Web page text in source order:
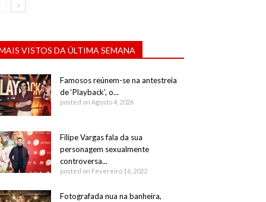
VISTOS DA ÚLTIMA SEMANA
Famosos reúnem-se na antestreia
de ‘Playback’, o...
posted on Agosto 4, 2026
Filipe Vargas fala da sua
personagem sexualmente
controversa...
posted on Fevereiro 16, 2022
Fotografada nua na banheira,